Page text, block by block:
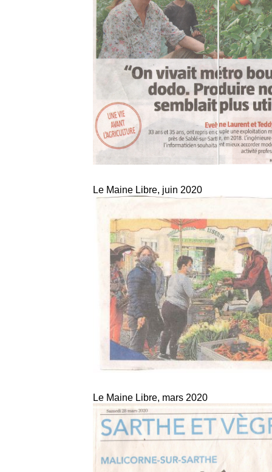
Le Maine Libre, juin 2020
Le Maine Libre, mars 2020